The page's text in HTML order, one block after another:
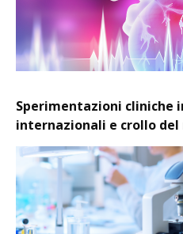
Sperimentazioni cliniche
internazionali e crollo